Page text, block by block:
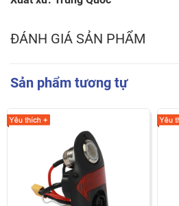
ĐÁNH GIÁ SẢN PHẨM
Sản phẩm tương tự